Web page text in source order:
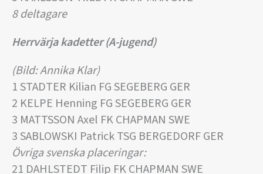
8 deltagare
Herrvärja kadetter (A-jugend)
(Bild: Annika Klar)
1 STADTER Kilian FG SEGEBERG GER
2 KELPE Henning FG SEGEBERG GER
3 MATTSSON Axel FK CHAPMAN SWE
3 SABLOWSKI Patrick TSG BERGEDORF GER
Övriga svenska placeringar:
21 DAHLSTEDT Filip FK CHAPMAN SWE